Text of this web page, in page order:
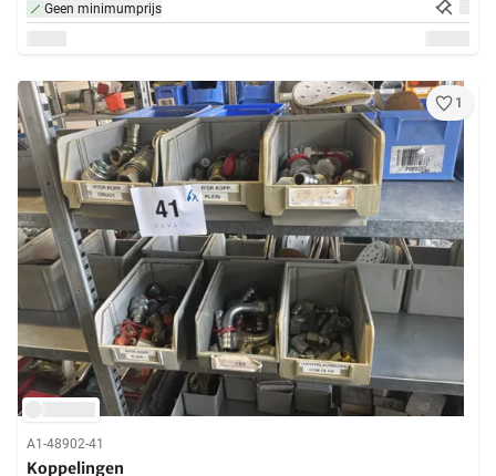
Geen minimumprijs
1
A1-48902-41
Koppelingen